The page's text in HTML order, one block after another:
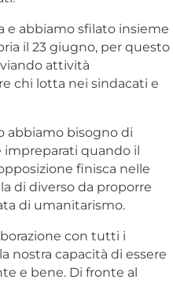
e abbiamo sfilato insieme
il 23 giugno, per questo
attività
chi lotta nei sindacati e
abbiamo bisogno di
quando il
finisca nelle
di diverso da proporre
di umanitarismo.
con tutti i
nostra capacità di essere
e bene. Di fronte al